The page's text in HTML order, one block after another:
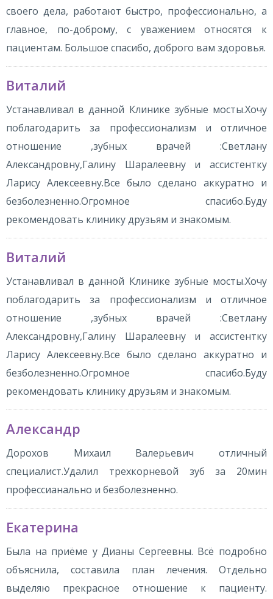
своего дела, работают быстро, профессионально, а
главное, по-доброму, с уважением относятся к
пациентам. Большое спасибо, доброго вам здоровья.
Виталий
Устанавливал в данной Клинике зубные мосты.Хочу
поблагодарить за профессионализм и отличное
отношение ,зубных врачей :Светлану
Александровну,Галину Шаралеевну и ассистентку
Ларису Алексеевну.Все было сделано аккуратно и
безболезненно.Огромное спасибо.Буду
рекомендовать клинику друзьям и знакомым.
Виталий
Устанавливал в данной Клинике зубные мосты.Хочу
поблагодарить за профессионализм и отличное
отношение ,зубных врачей :Светлану
Александровну,Галину Шаралеевну и ассистентку
Ларису Алексеевну.Все было сделано аккуратно и
безболезненно.Огромное спасибо.Буду
рекомендовать клинику друзьям и знакомым.
Александр
Дорохов Михаил Валерьевич отличный
специалист.Удалил трехкорневой зуб за 20мин
профессианально и безболезненно.
Екатерина
Была на приёме у Дианы Сергеевны. Всё подробно
объяснила, составила план лечения. Отдельно
выделяю прекрасное отношение к пациенту.